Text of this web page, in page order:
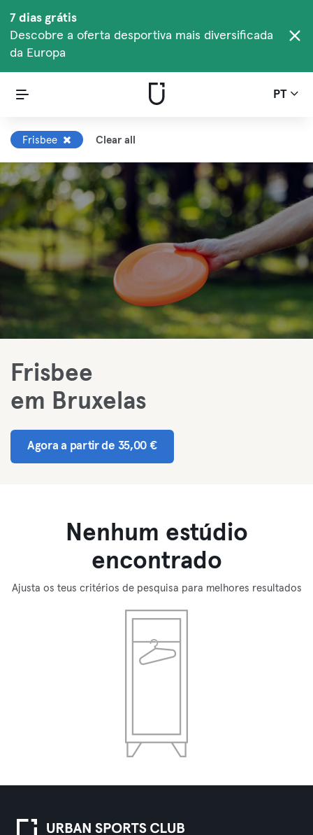
7 dias grátis
Descobre a oferta desportiva mais diversificada
da Europa
PT
Frisbee Clear all
Frisbee
em Bruxelas
Agora a partir de 35,00 €
Nenhum estúdio
encontrado
Ajusta os teus critérios de pesquisa para melhores resultados